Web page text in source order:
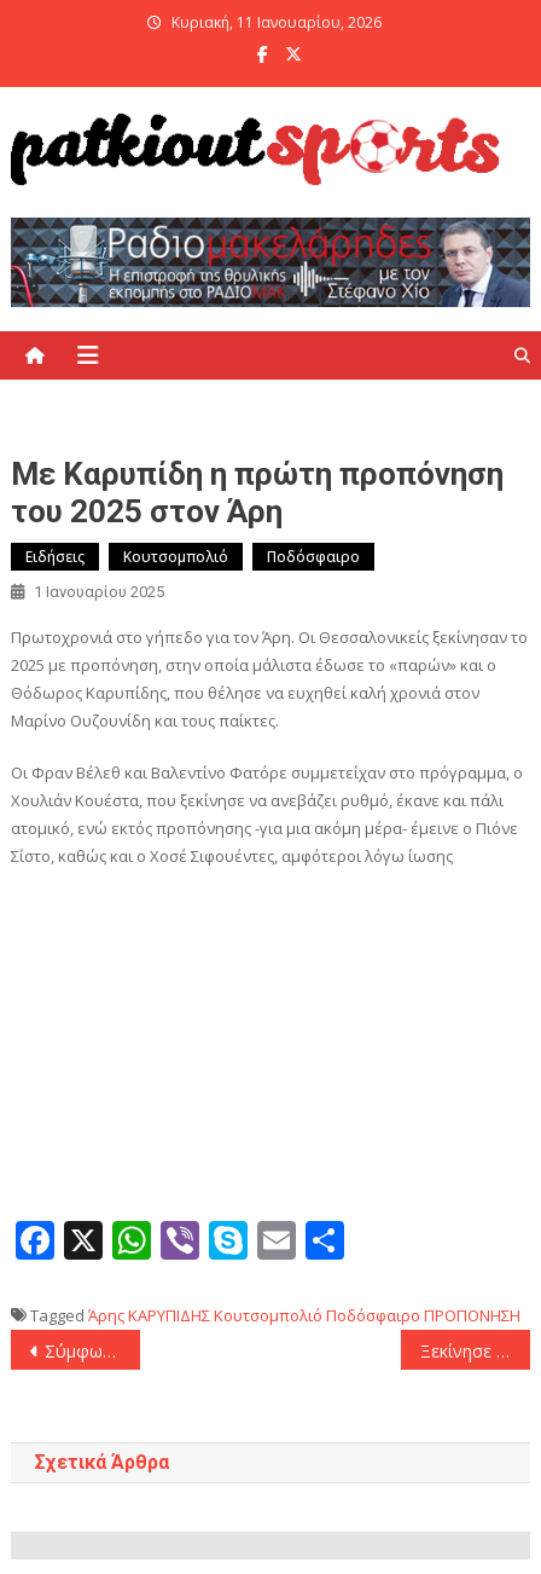
Κυριακή, 11 Ιανουαρίου, 2026
Με Καρυπίδη η πρώτη προπόνηση
του 2025 στον Άρη
Ειδήσεις Κουτσομπολιό Ποδόσφαιρο
1 Ιανουαρίου 2025
Πρωτοχρονιά στο γήπεδο για τον Άρη. Οι Θεσσαλονικείς ξεκίνησαν το
2025 με προπόνηση, στην οποία μάλιστα έδωσε το «παρών» και ο
Θόδωρος Καρυπίδης, που θέλησε να ευχηθεί καλή χρονιά στον
Μαρίνο Ουζουνίδη και τους παίκτες.
Οι Φραν Βέλεθ και Βαλεντίνο Φατόρε συμμετείχαν στο πρόγραμμα, ο
Χουλιάν Κουέστα, που ξεκίνησε να ανεβάζει ρυθμό, έκανε και πάλι
ατομικό, ενώ εκτός προπόνησης -για μια ακόμη μέρα- έμεινε ο Πιόνε
Σίστο, καθώς και ο Χοσέ Σιφουέντες, αμφότεροι λόγω ίωσης
Facebook
X WhatsApp
ViberSkype
Email
Tagged ΆρηςΚΑΡΥΠΙΔΗΣΚουτσομπολιό Ποδόσφαιρο ΠΡΟΠΟΝΗΣΗ
Πλοήγηση
Σύμφωνα με τουρκικά δημοσιεύματα: «Ετοιμάζει κίνηση η ΑΕΚ για Μαζουακού» Ξεκίνησε η εποχή Τούχελ στην Εθνική Αγγλίας
Σχετικά Άρθρα